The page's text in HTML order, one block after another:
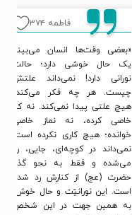
فاطمه ۳۷۴
«بعضی وقت‌ها انسان می‌بیند
یک حال خوشی دارد؛ حالت
نورانی دارد! نمی‌داند علتش
چیست. هر چه فکر می‌کند،
هیچ علتی پیدا نمی‌کند. نه کار
خاصی کرده، نه نماز خاصی
خوانده؛ هیچ کاری نکرده است!
نمی‌داند در کوچه‌ای، جایی، رد
می‌شده و فقط به نحو گذرا
حضرت (عج) از کنارش رد شده
است. این نورانیّت و حال خوش،
به همین جهت در این شخص